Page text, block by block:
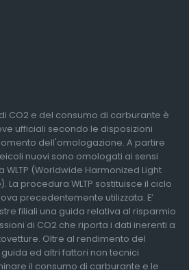
CO2 e del consumo di carburante è
ufficiali secondo le disposizioni
dell'omologazione. A partire
nuovi sono omologati ai sensi
(Worldwide Harmonized Light
La procedura WLTP sostituisce il ciclo
precedentemente utilizzata. E’
filiali una guida relativa al risparmio
di CO2 che riporta i dati inerenti a
Oltre al rendimento del
ed altri fattori non tecnici
il consumo di carburante e le